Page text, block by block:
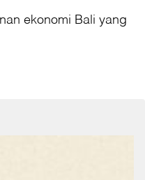
ekonomi Bali yang